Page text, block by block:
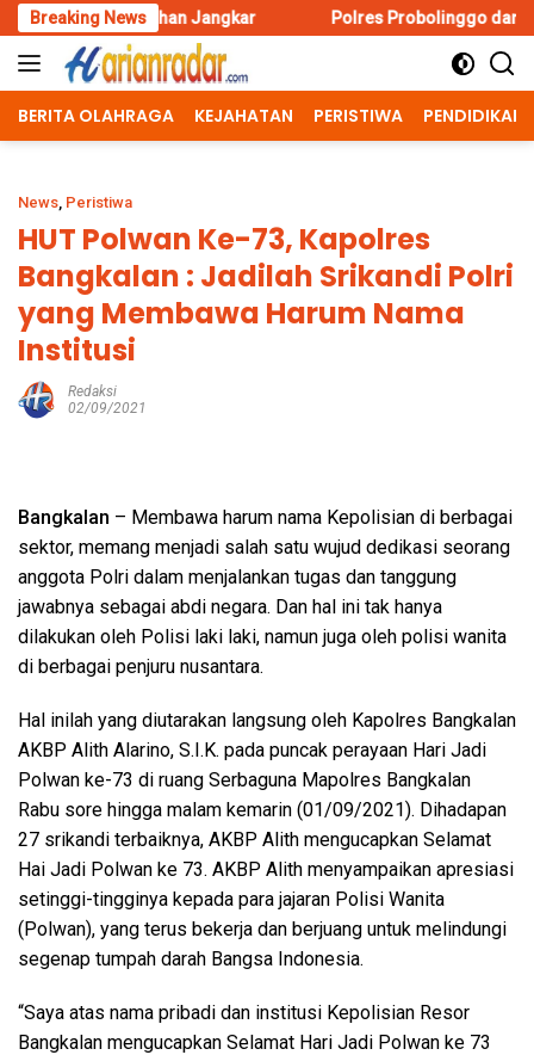
Skip
to
content
Breaking News
Jangkar Polres Probolinggo dan Bhayangkari Salurkan
BERITA OLAHRAGA KEJAHATAN PERISTIWA PENDIDIKAN
News, Peristiwa
HUT Polwan Ke-73, Kapolres
Bangkalan : Jadilah Srikandi Polri
yang Membawa Harum Nama
Institusi
Redaksi
02/09/2021
Bangkalan – Membawa harum nama Kepolisian di berbagai
sektor, memang menjadi salah satu wujud dedikasi seorang
anggota Polri dalam menjalankan tugas dan tanggung
jawabnya sebagai abdi negara. Dan hal ini tak hanya
dilakukan oleh Polisi laki laki, namun juga oleh polisi wanita
di berbagai penjuru nusantara.
Hal inilah yang diutarakan langsung oleh Kapolres Bangkalan
AKBP Alith Alarino, S.I.K. pada puncak perayaan Hari Jadi
Polwan ke-73 di ruang Serbaguna Mapolres Bangkalan
Rabu sore hingga malam kemarin (01/09/2021). Dihadapan
27 srikandi terbaiknya, AKBP Alith mengucapkan Selamat
Hai Jadi Polwan ke 73. AKBP Alith menyampaikan apresiasi
setinggi-tingginya kepada para jajaran Polisi Wanita
(Polwan), yang terus bekerja dan berjuang untuk melindungi
segenap tumpah darah Bangsa Indonesia.
“Saya atas nama pribadi dan institusi Kepolisian Resor
Bangkalan mengucapkan Selamat Hari Jadi Polwan ke 73